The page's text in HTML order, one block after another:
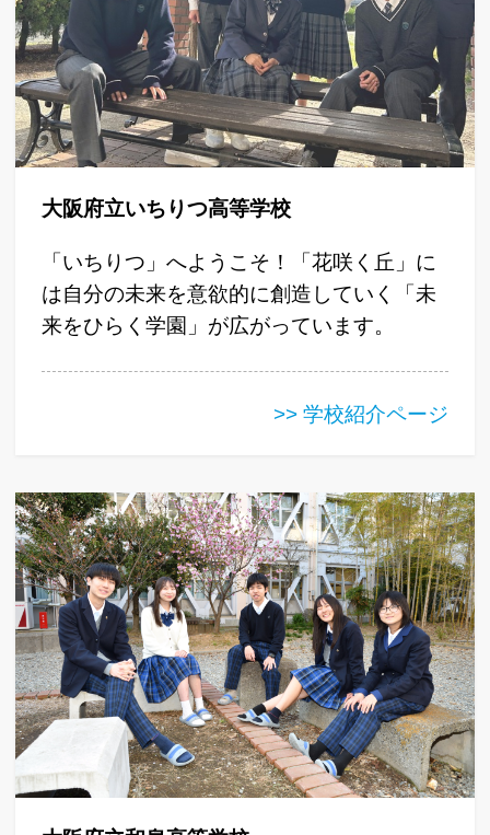
大阪府立いちりつ高等学校
「いちりつ」へようこそ！「花咲く丘」に
は自分の未来を意欲的に創造していく「未
来をひらく学園」が広がっています。
>> 学校紹介ページ